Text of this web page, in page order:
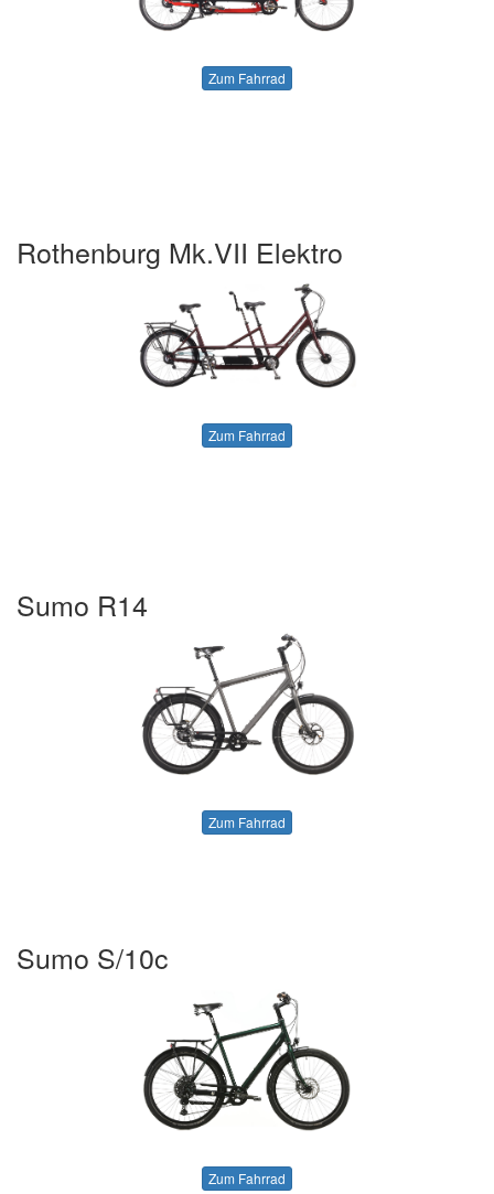
Zum Fahrrad
Rothenburg Mk.VII Elektro
Zum Fahrrad
Sumo R14
Zum Fahrrad
Sumo S/10c
Zum Fahrrad